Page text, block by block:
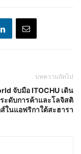
บทความถัดไป
จับมือ ITOCHU เดิน
ะดับการค้าและโลจิสติ
ในแอฟริกาใต้สะฮารา